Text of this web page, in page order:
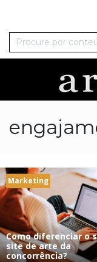
Marketing
Como diferenciar o
site de arte da
concorrência?